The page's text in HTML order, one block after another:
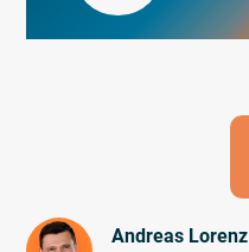
Andreas Lorenz